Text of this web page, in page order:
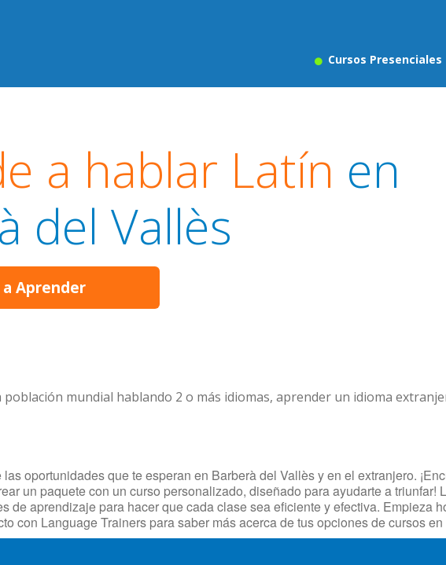
Cursos Presenciales
a hablar Latín en
del Vallès
a Aprender
población mundial hablando 2 o más idiomas, aprender un idioma
oportunidades que te esperan en Barberà del Vallès y en el extranjero.
un paquete con un curso personalizado, diseñado para ayudarte a triunfar!
de aprendizaje para hacer que cada clase sea eficiente y efectiva. Empieza
con Language Trainers para saber más acerca de tus opciones de cursos